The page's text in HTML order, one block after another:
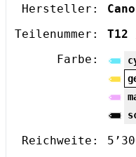
Hersteller:
Teilenummer:
T12
Farbe:
Reichweite: